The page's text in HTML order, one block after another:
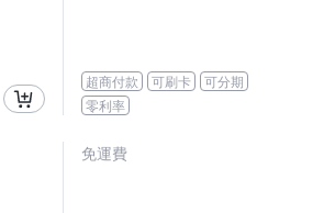
超商付款 可刷卡
可分期
零利率
免運費